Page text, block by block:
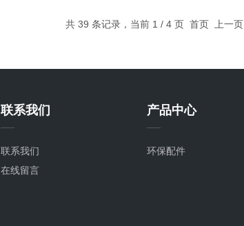
共 39 条记录，当前 1 / 4 页 首页 上一页
联系我们
联系我们
在线留言
产品中心
环保配件